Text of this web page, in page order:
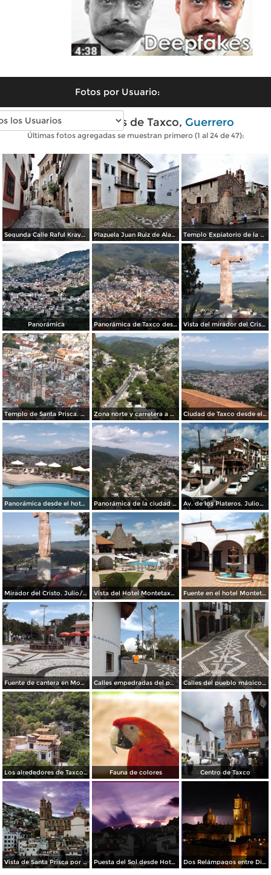
Fotos por Usuario:
Fotos modernas de Taxco, Guerrero
Últimas fotos agregadas se muestran primero (1 al 24 de 47):
Segunda Calle Raful Krayem Plazuela Juan Ruiz de Alarcón Templo Expiatorio de la Santísima Trinidad
Panorámica Panorámica de Taxco desde el mirador del Cristo. Julio/2014 Vista del mirador del Cristo y la sierra de Taxco. Julio/2014
Templo de Santa Prisca. Julio/2014 Zona norte y carretera a México desde el teleférico. Julio/2014 Ciudad de Taxco desde el teleférico. Julio/2014
Panorámica desde el hotel Montetaxco. Julio/2014 Panorámica de la ciudad desde el teleférico. Julio/2014 Av. de los Plateros. Julio/2014
Mirador del Cristo. Julio/2014 Vista del Hotel Montetaxco. Julio/2014 Fuente en el hotel Montetaxco. Julio/2014
Fuente de cantera en Montetaxco. Julio/2014 Calles empedradas del pueblo mágico. Julio/2012 Calles del pueblo mágico de Taxco. Julio/2014
Los alrededores de Taxco desde el teleférico. Julio/2014 Fauna de colores Centro de Taxco
Vista de Santa Prisca por dia El Viernes Santo Puesta del Sol desde Hotel Casa Grande Dos Relámpagos entre Dios y la Parroquia de Santa Prisca